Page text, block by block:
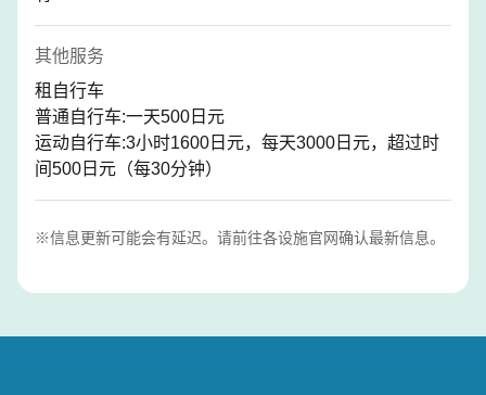
其他服务
租自行车
普通自行车:一天500日元
运动自行车:3小时1600日元，每天3000日元，超过时
间500日元（每30分钟）
※信息更新可能会有延迟。请前往各设施官网确认最新信息。